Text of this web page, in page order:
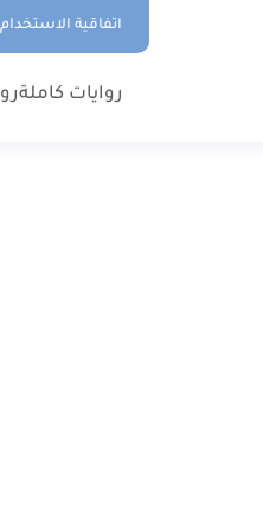
اتفاقية الاستخدام
روايات كاملة